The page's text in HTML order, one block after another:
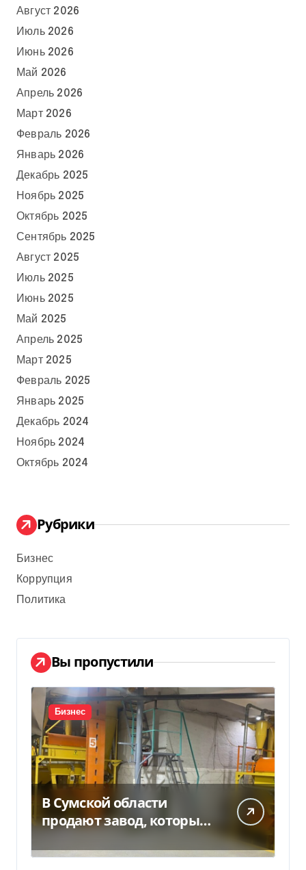
Август 2026
Июль 2026
Июнь 2026
Май 2026
Апрель 2026
Март 2026
Февраль 2026
Январь 2026
Декабрь 2025
Ноябрь 2025
Октябрь 2025
Сентябрь 2025
Август 2025
Июль 2025
Июнь 2025
Май 2025
Апрель 2025
Март 2025
Февраль 2025
Январь 2025
Декабрь 2024
Ноябрь 2024
Октябрь 2024
Рубрики
Бизнес
Коррупция
Политика
Вы пропустили
Бизнес
В Сумской области
продают завод, который
продает 90% товаров за
границу